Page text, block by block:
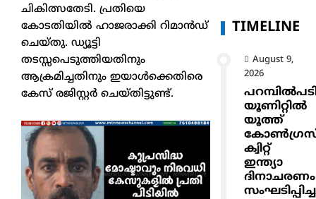
ചികിത്സതേടി. പ്രതിയെ
കോടതിയില്‍ ഹാജരാക്കി റിമാന്‍ഡ്
ചെയ്തു. ഡ്യൂട്ടി
തടസ്സപെടുത്തിയതിനും
ആക്രമിച്ചതിനും ഇയാള്‍ക്കെതിരെ
കേസ് രജിസ്റ്റര്‍ ചെയ്തിട്ടുണ്ട്.
TIMELINE
August 9,
2026
യൂണിറ്റിൽ
യൂത്ത്
ക്വിറ്റ്
ഇന്ത്യാ
ദിനാചരണം